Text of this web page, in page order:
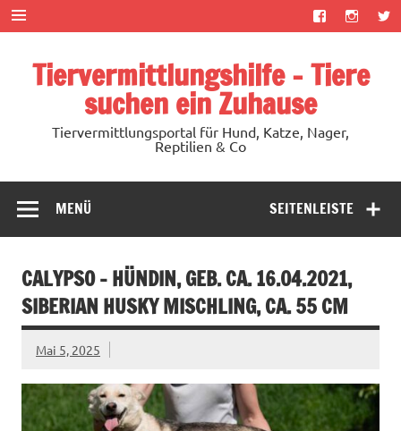
Zum
Inhalt
springen
Tiervermittlungshilfe – Tiere
suchen ein Zuhause
Tiervermittlungsportal für Hund, Katze, Nager,
Reptilien & Co
SEITENLEISTE
MENÜ
CALYPSO – HÜNDIN, GEB. CA. 16.04.2021,
SIBERIAN HUSKY MISCHLING, CA. 55 CM
Mai 5, 2025